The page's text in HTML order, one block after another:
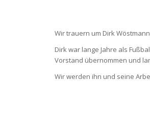
Wir trauern um Dirk
Dirk war lange Jahre als
Vorstand übernommen und
Wir werden ihn und seine